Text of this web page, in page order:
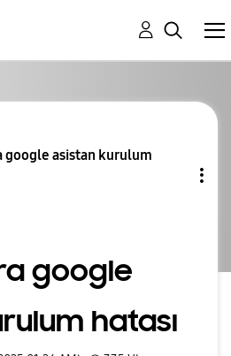
google asistan kurulum
google
hatası